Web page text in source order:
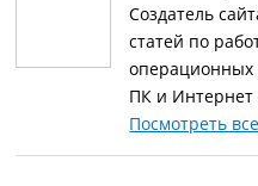
Создатель
статей по
операционных
ПК и Интернет
Посмотреть